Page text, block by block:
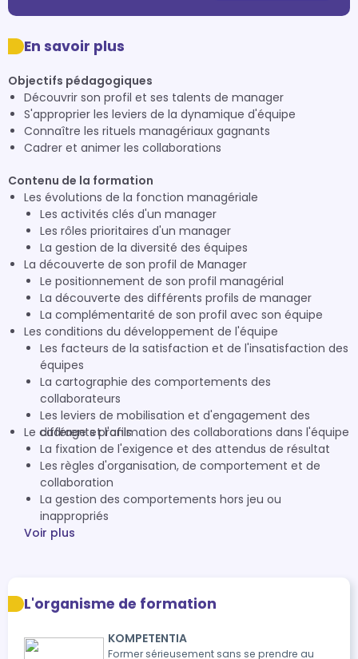
En savoir plus
Objectifs pédagogiques
Découvrir son profil et ses talents de manager
S'approprier les leviers de la dynamique d'équipe
Connaître les rituels managériaux gagnants
Cadrer et animer les collaborations
Contenu de la formation
Les évolutions de la fonction managériale
Les activités clés d'un manager
Les rôles prioritaires d'un manager
La gestion de la diversité des équipes
La découverte de son profil de Manager
Le positionnement de son profil managérial
La découverte des différents profils de manager
La complémentarité de son profil avec son équipe
Les conditions du développement de l'équipe
Les facteurs de la satisfaction et de l'insatisfaction des
équipes
La cartographie des comportements des
collaborateurs
Les leviers de mobilisation et d'engagement des
différents profils
Le cadrage et l'animation des collaborations dans l'équipe
La fixation de l'exigence et des attendus de résultat
Les règles d'organisation, de comportement et de
collaboration
La gestion des comportements hors jeu ou
inappropriés
Voir plus
L'organisme de formation
KOMPETENTIA
Former sérieusement sans se prendre au